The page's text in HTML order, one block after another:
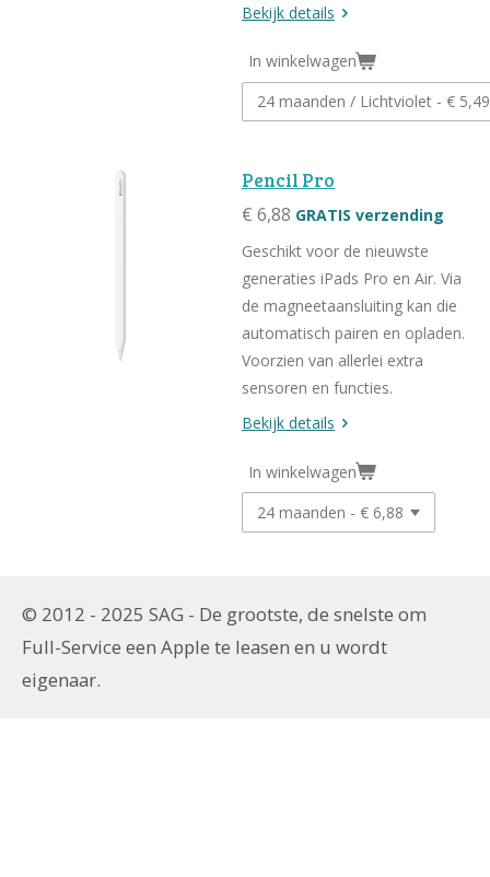
Bekijk details
In winkelwagen
Pencil Pro
€ 6,88 GRATIS verzending
Geschikt voor de nieuwste
generaties iPads Pro en Air. Via
de magneetaansluiting kan die
automatisch pairen en opladen.
Voorzien van allerlei extra
sensoren en functies.
Bekijk details
In winkelwagen
© 2012 - 2025 SAG - De grootste, de snelste om
Full-Service een Apple te leasen en u wordt
eigenaar.